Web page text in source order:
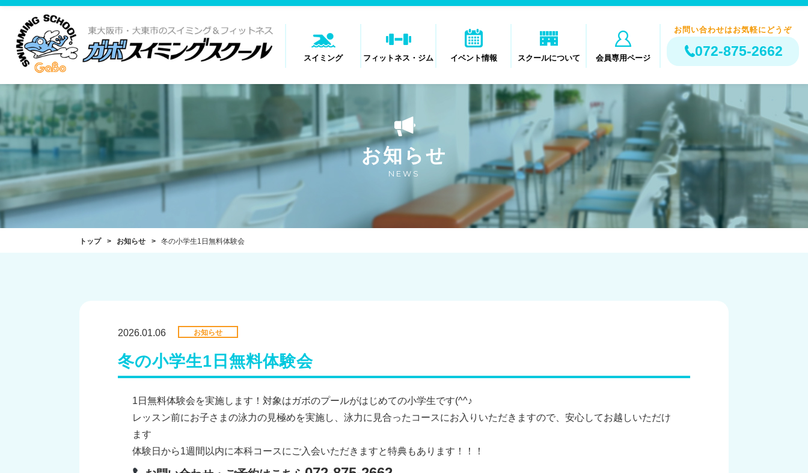
スイミング フィットネス・ジム イベント情報 スクールについて 会員専用ページ
お問い合わせはお気軽にどうぞ
072-875-2662
お知らせ
NEWS
トップ お知らせ 冬の小学生1日無料体験会
2026.01.06 お知らせ
冬の小学生1日無料体験会
1日無料体験会を実施します！対象はガボのプールがはじめての小学生です(^^♪
レッスン前にお子さまの泳力の見極めを実施し、泳力に見合ったコースにお入りいただきますので、安心してお越しいただけ
ます
体験日から1週間以内に本科コースにご入会いただきますと特典もあります！！！